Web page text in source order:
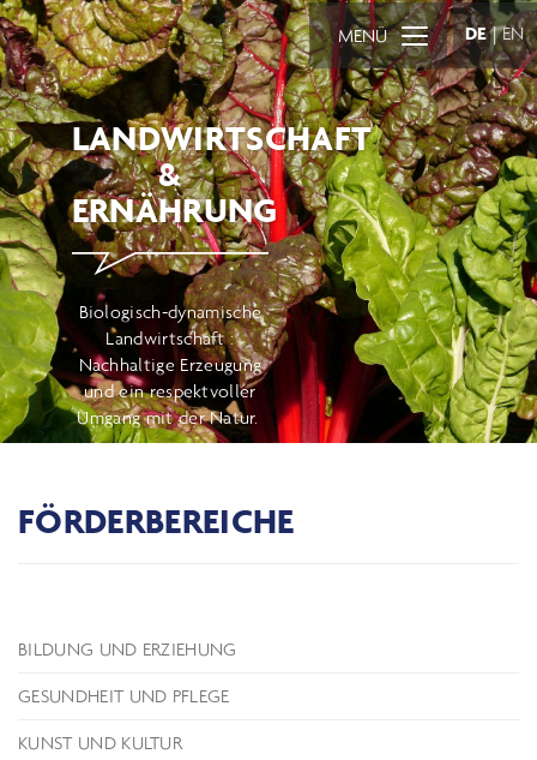
LANDWIRTSCHAFT
&
ERNÄHRUNG
Biologisch-dynamische
Landwirtschaft :
Nachhaltige Erzeugung
und ein respektvoller
Umgang mit der Natur.
DE|EN
MENÜ
FÖRDERBEREICHE
BILDUNG UND ERZIEHUNG
GESUNDHEIT UND PFLEGE
KUNST UND KULTUR